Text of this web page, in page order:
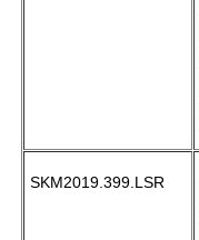
SKM2019.399.LSR